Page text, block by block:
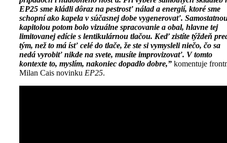
EP25 sme kládli dôraz na pestrosť nálad a energií, ktoré sme
schopní ako kapela v súčasnej dobe vygenerovať.
kapitolou potom bolo vizuálne spracovanie a obal, hlavne tej
limitovanej edície s lentikulárnou tlačou. Keď zistíte týždeň
tým, než to má ísť celé do tlače, že ste si vymysleli niečo, čo sa
nedá vyrobiť nikde na svete, musíte improvizovať. V tomto
kontexte to, myslím, nakoniec dopadlo dobre,” komentuje
Milan Cais novinku EP25.